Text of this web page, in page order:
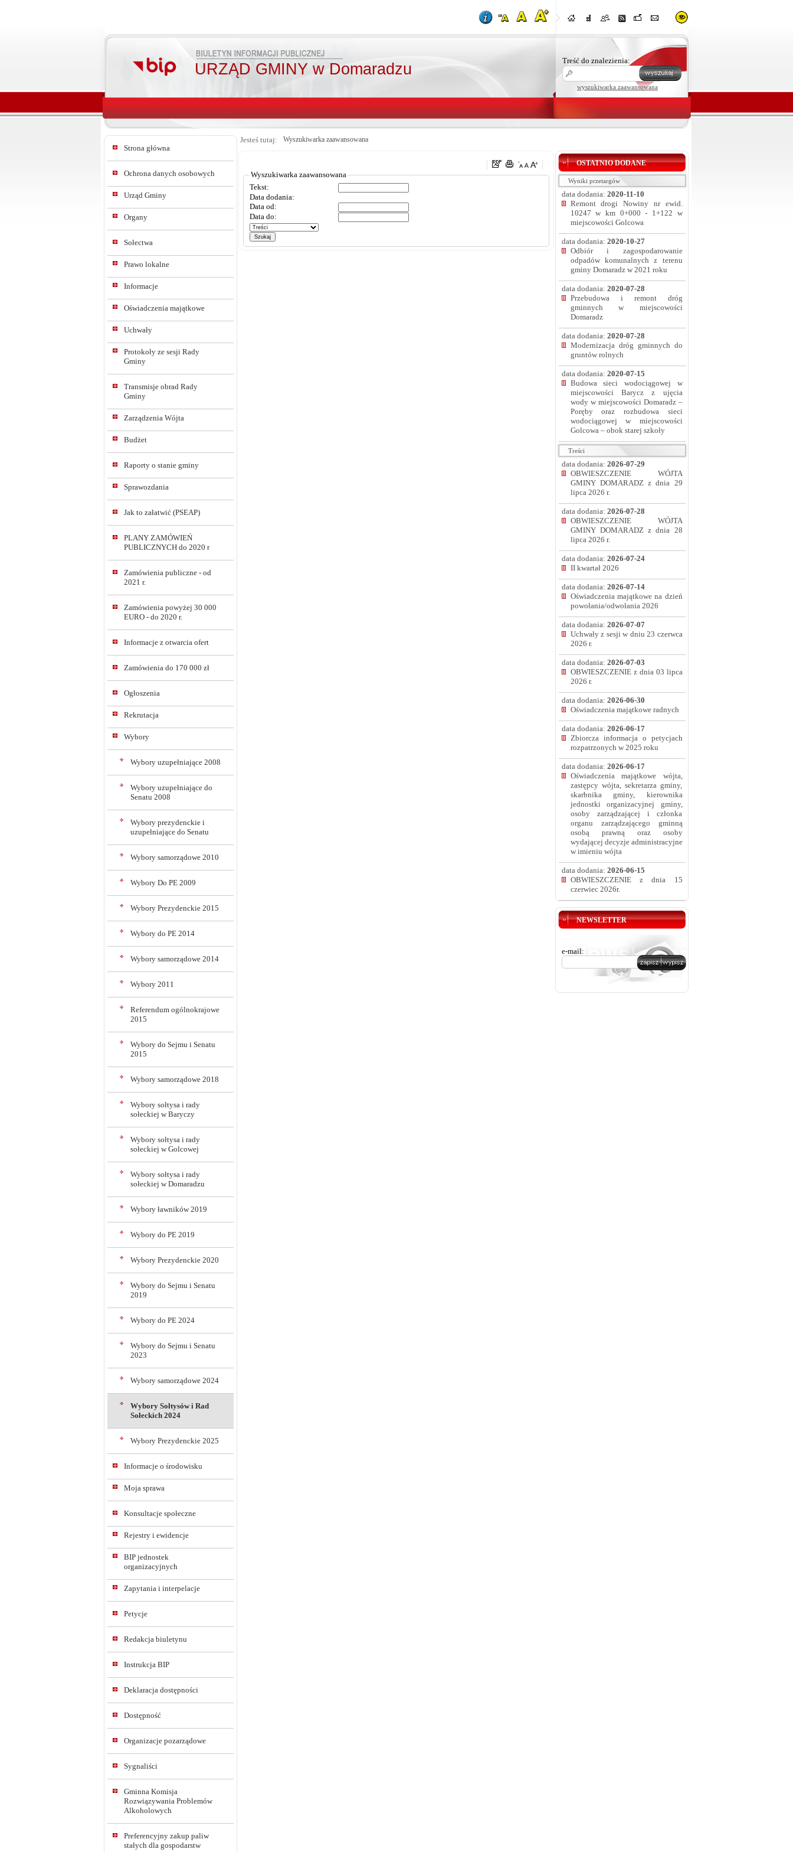
URZĄD GMINY w Domaradzu Treść do znalezienia:
wyszukiwarka zaawansowana
Strona główna
Ochrona danych osobowych
Urząd Gminy
Organy
Sołectwa
Prawo lokalne
Informacje
Oświadczenia majątkowe
Uchwały
Protokoły ze sesji Rady
Gminy
Transmisje obrad Rady
Gminy
Zarządzenia Wójta
Budżet
Raporty o stanie gminy
Sprawozdania
Jak to załatwić (PSEAP)
PLANY ZAMÓWIEŃ
PUBLICZNYCH do 2020 r
Zamówienia publiczne - od
2021 r.
Zamówienia powyżej 30 000
EURO - do 2020 r.
Informacje z otwarcia ofert
Zamówienia do 170 000 zł
Ogłoszenia
Rekrutacja
Wybory
Wybory uzupełniające 2008
Wybory uzupełniające do
Senatu 2008
Wybory prezydenckie i
uzupełniające do Senatu
Wybory samorządowe 2010
Wybory Do PE 2009
Wybory Prezydenckie 2015
Wybory do PE 2014
Wybory samorządowe 2014
Wybory 2011
Referendum ogólnokrajowe
2015
Wybory do Sejmu i Senatu
2015
Wybory samorządowe 2018
Wybory sołtysa i rady
sołeckiej w Baryczy
Wybory sołtysa i rady
sołeckiej w Golcowej
Wybory sołtysa i rady
sołeckiej w Domaradzu
Wybory ławników 2019
Wybory do PE 2019
Wybory Prezydenckie 2020
Wybory do Sejmu i Senatu
2019
Wybory do PE 2024
Wybory do Sejmu i Senatu
2023
Wybory samorządowe 2024
Wybory Sołtysów i Rad
Sołeckich 2024
Wybory Prezydenckie 2025
Informacje o środowisku
Moja sprawa
Konsultacje społeczne
Rejestry i ewidencje
BIP jednostek
organizacyjnych
Zapytania i interpelacje
Petycje
Redakcja biuletynu
Instrukcja BIP
Deklaracja dostępności
Dostępność
Organizacje pozarządowe
Sygnaliści
Gminna Komisja
Rozwiązywania Problemów
Alkoholowych
Preferencyjny zakup paliw
stałych dla gospodarstw
Jesteś tutaj: Wyszukiwarka zaawansowana
Wyszukiwarka zaawansowana
Tekst:
Data dodania:
Data od:
Data do:
OSTATNIO DODANE
Wyniki przetargów
data dodania: 2020-11-10
Remont drogi Nowiny nr ewid.
10247 w km 0+000 - 1+122 w
miejscowości Golcowa
data dodania: 2020-10-27
Odbiór i zagospodarowanie
odpadów komunalnych z terenu
gminy Domaradz w 2021 roku
data dodania: 2020-07-28
Przebudowa i remont dróg
gminnych w miejscowości
Domaradz
data dodania: 2020-07-28
Modernizacja dróg gminnych do
gruntów rolnych
data dodania: 2020-07-15
Budowa sieci wodociągowej w
miejscowości Barycz z ujęcia
wody w miejscowości Domaradz –
Poręby oraz rozbudowa sieci
wodociągowej w miejscowości
Golcowa – obok starej szkoły
Treści
data dodania: 2026-07-29
OBWIESZCZENIE WÓJTA
GMINY DOMARADZ z dnia 29
lipca 2026 r.
data dodania: 2026-07-28
OBWIESZCZENIE WÓJTA
GMINY DOMARADZ z dnia 28
lipca 2026 r.
data dodania: 2026-07-24
II kwartał 2026
data dodania: 2026-07-14
Oświadczenia majątkowe na dzień
powołania/odwołania 2026
data dodania: 2026-07-07
Uchwały z sesji w dniu 23 czerwca
2026 r.
data dodania: 2026-07-03
OBWIESZCZENIE z dnia 03 lipca
2026 r.
data dodania: 2026-06-30
Oświadczenia majątkowe radnych
data dodania: 2026-06-17
Zbiorcza informacja o petycjach
rozpatrzonych w 2025 roku
data dodania: 2026-06-17
Oświadczenia majątkowe wójta,
zastępcy wójta, sekretarza gminy,
skarbnika gminy, kierownika
jednostki organizacyjnej gminy,
osoby zarządzającej i członka
organu zarządzającego gminną
osobą prawną oraz osoby
wydającej decyzje administracyjne
w imieniu wójta
data dodania: 2026-06-15
OBWIESZCZENIE z dnia 15
czerwiec 2026r.
NEWSLETTER
e-mail: